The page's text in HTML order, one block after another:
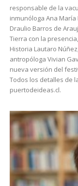
responsable de la
inmunóloga Ana
Draulio Barros de
Tierra con la
Historia Lautaro
antropóloga Vivian
nueva versión del
Todos los detalles de
puertodeideas.cl.